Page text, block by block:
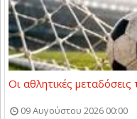
Οι αθλητικές
09 Αυγούστου 2026 00:00